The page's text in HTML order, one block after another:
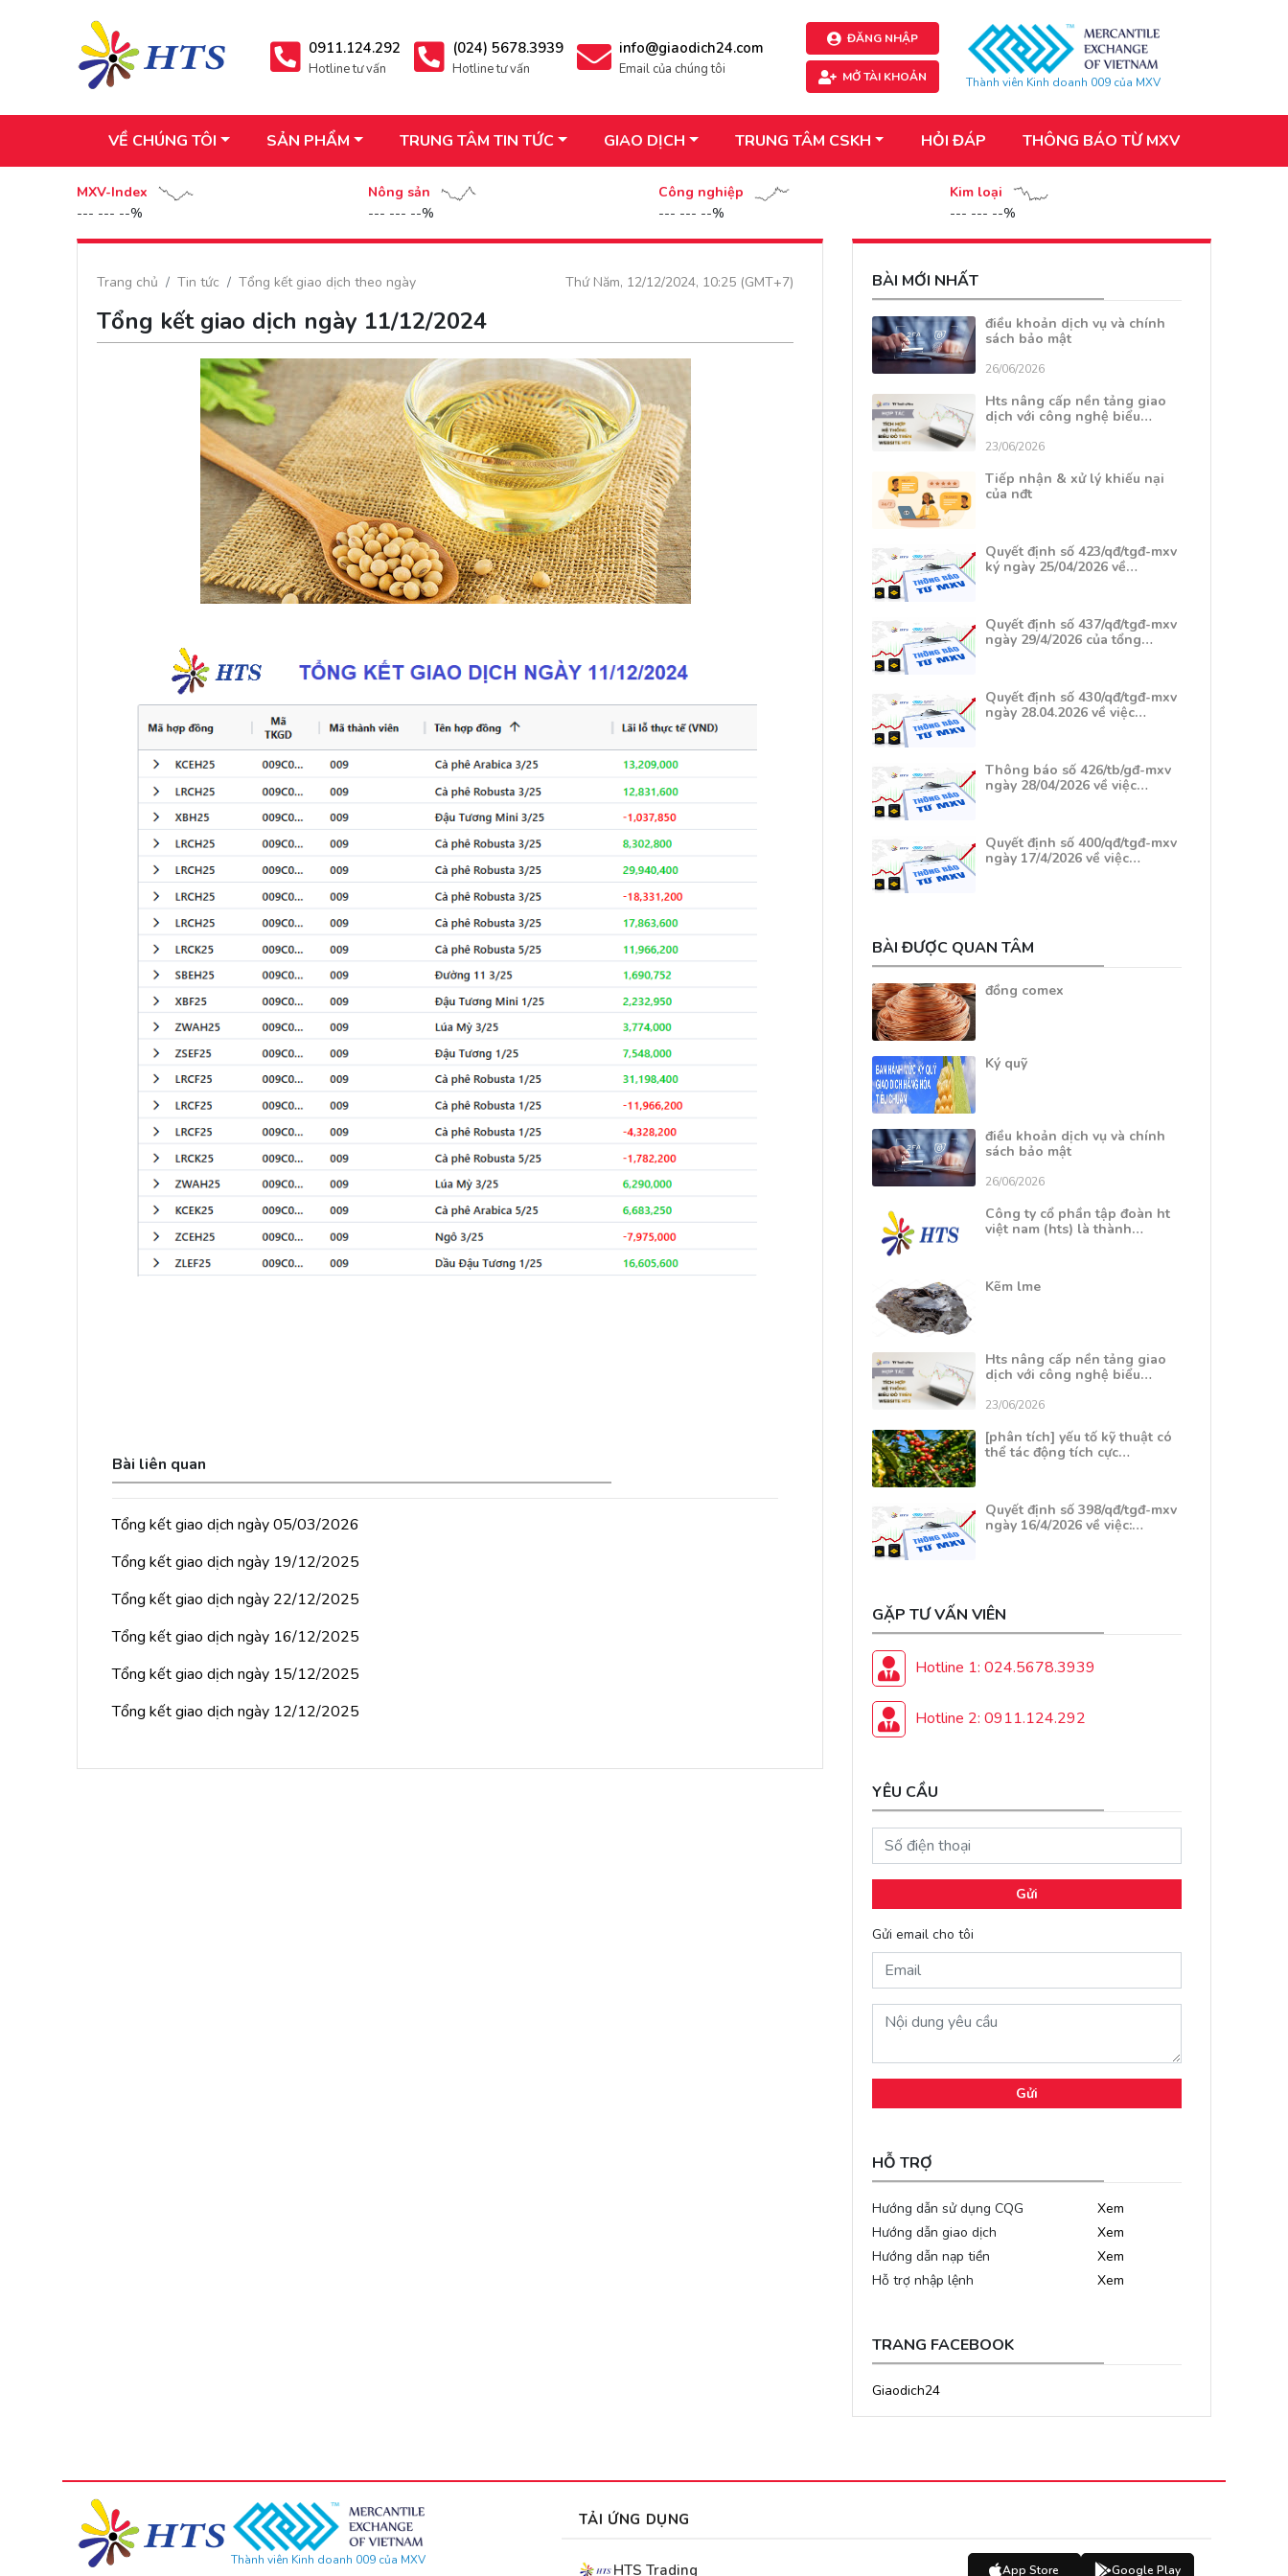
0911.124.292
Hotline tư vấn
(024) 5678.3939
Hotline tư vấn
info@giaodich24.com
Email của chúng tôi
ĐĂNG NHẬP
MỞ TÀI KHOẢN Thành viên Kinh doanh 009 của MXV
VỀ CHÚNG TÔI SẢN PHẨM TRUNG TÂM TIN TỨC GIAO DỊCH TRUNG TÂM CSKH HỎI ĐÁP THÔNG BÁO TỪ MXV
MXV-Index
--- --- --%
Nông sản
--- --- --%
Công nghiệp
--- --- --%
Kim loại
--- --- --%
Thứ Năm, 12/12/2024, 10:25 (GMT+7)
Trang chủ Tin tức Tổng kết giao dịch theo ngày
Tổng kết giao dịch ngày 11/12/2024
Bài liên quan
Tổng kết giao dịch ngày 05/03/2026
Tổng kết giao dịch ngày 19/12/2025
Tổng kết giao dịch ngày 22/12/2025
Tổng kết giao dịch ngày 16/12/2025
Tổng kết giao dịch ngày 15/12/2025
Tổng kết giao dịch ngày 12/12/2025
BÀI MỚI NHẤT
điều khoản dịch vụ và chính
sách bảo mật
26/06/2026
Hts nâng cấp nền tảng giao
dịch với công nghệ biểu…
23/06/2026
Tiếp nhận & xử lý khiếu nại
của nđt
Quyết định số 423/qđ/tgđ-mxv
ký ngày 25/04/2026 về…
Quyết định số 437/qđ/tgđ-mxv
ngày 29/4/2026 của tổng…
Quyết định số 430/qđ/tgđ-mxv
ngày 28.04.2026 về việc…
Thông báo số 426/tb/gđ-mxv
ngày 28/04/2026 về việc…
Quyết định số 400/qđ/tgđ-mxv
ngày 17/4/2026 về việc…
BÀI ĐƯỢC QUAN TÂM
đồng comex
Ký quỹ
điều khoản dịch vụ và chính
sách bảo mật
26/06/2026
Công ty cổ phần tập đoàn ht
việt nam (hts) là thành…
Kẽm lme
Hts nâng cấp nền tảng giao
dịch với công nghệ biểu…
23/06/2026
[phân tích] yếu tố kỹ thuật có
thể tác động tích cực…
Quyết định số 398/qđ/tgđ-mxv
ngày 16/4/2026 về việc:…
GẶP TƯ VẤN VIÊN
Hotline 1: 024.5678.3939
Hotline 2: 0911.124.292
YÊU CẦU
Gửi
Gửi email cho tôi
Gửi
HỖ TRỢ
Hướng dẫn sử dụng CQG
Xem
Hướng dẫn giao dịch
Xem
Hướng dẫn nạp tiền
Xem
Hỗ trợ nhập lệnh
Xem
TRANG FACEBOOK
Giaodich24
Thành viên Kinh doanh 009 của MXV
TẢI ỨNG DỤNG
HTS Trading App Store Google Play